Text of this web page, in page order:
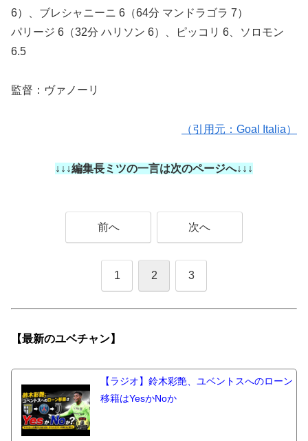
6）、ブレシャニーニ 6（64分 マンドラゴラ 7）
パリージ 6（32分 ハリソン 6）、ピッコリ 6、ソロモン
6.5
監督：ヴァノーリ
（引用元：Goal Italia）
↓↓↓編集長ミツの一言は次のページへ↓↓↓
前へ 次へ
1 2 3
【最新のユベチャン】
【ラジオ】鈴木彩艶、ユベントスへのローン
移籍はYesかNoか